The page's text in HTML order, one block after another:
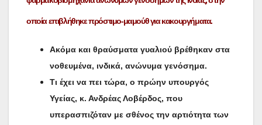
οποία επιβλήθηκε πρόστιμο-μαμούθ για κακουργήματα.
Ακόμα και θραύσματα γυαλιού βρέθηκαν στα
νοθευμένα, ινδικά, ανώνυμα γενόσημα.
Τι έχει να πει τώρα, ο πρώην υπουργός
Υγείας, κ. Ανδρέας Λοβέρδος, που
υπερασπιζόταν με σθένος την αρτιότητα των